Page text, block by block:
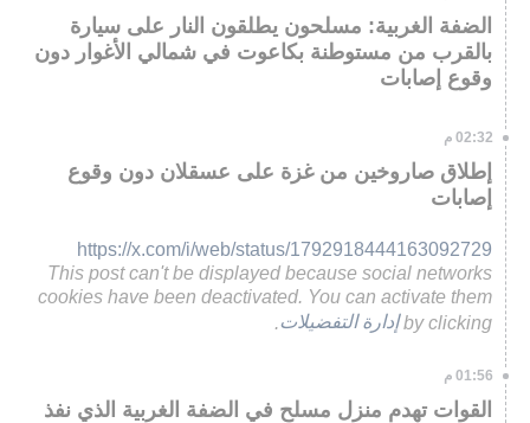
الضفة الغربية: مسلحون يطلقون النار على سيارة
بالقرب من مستوطنة بكاعوت في شمالي الأغوار دون
وقوع إصابات
02:32 م
إطلاق صاروخين من غزة على عسقلان دون وقوع
إصابات
https://x.com/i/web/status/1792918444163092729
This post can't be displayed because social networks
cookies have been deactivated. You can activate them
by clicking إدارة التفضيلات
01:56 م
القوات تهدم منزل مسلح في الضفة الغربية الذي نفذ